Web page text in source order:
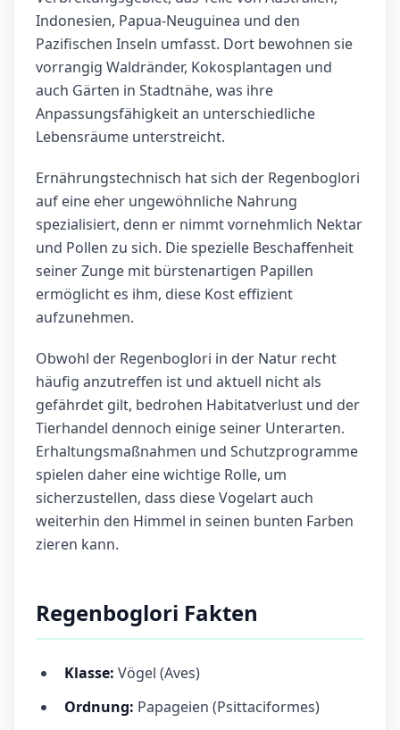
Indonesien, Papua-Neuguinea und den
Pazifischen Inseln umfasst. Dort bewohnen sie
vorrangig Waldränder, Kokosplantagen und
auch Gärten in Stadtnähe, was ihre
Anpassungsfähigkeit an unterschiedliche
Lebensräume unterstreicht.
Ernährungstechnisch hat sich der Regenboglori
auf eine eher ungewöhnliche Nahrung
spezialisiert, denn er nimmt vornehmlich Nektar
und Pollen zu sich. Die spezielle Beschaffenheit
seiner Zunge mit bürstenartigen Papillen
ermöglicht es ihm, diese Kost effizient
aufzunehmen.
Obwohl der Regenboglori in der Natur recht
häufig anzutreffen ist und aktuell nicht als
gefährdet gilt, bedrohen Habitatverlust und der
Tierhandel dennoch einige seiner Unterarten.
Erhaltungsmaßnahmen und Schutzprogramme
spielen daher eine wichtige Rolle, um
sicherzustellen, dass diese Vogelart auch
weiterhin den Himmel in seinen bunten Farben
zieren kann.
Regenboglori Fakten
Klasse: Vögel (Aves)
Ordnung: Papageien (Psittaciformes)